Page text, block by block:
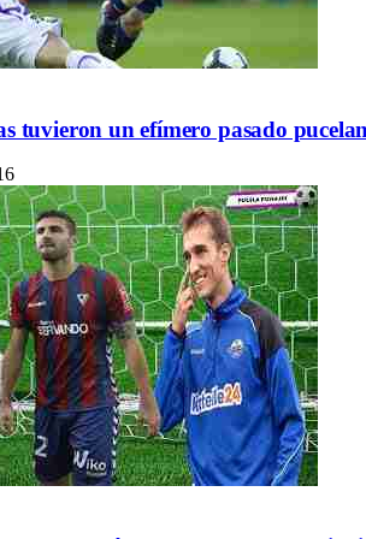
tuvieron un efímero pasado